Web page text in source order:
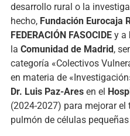
desarrollo rural o la
hecho, Fundación Eurocaja
FEDERACIÓN FASOCIDEy a
la Comunidad de Madrid,
categoría «Colectivos
en materia de
Dr. Luis Paz-Aresen el
(2024-2027) para mejorar
pulmón de células pequeñas